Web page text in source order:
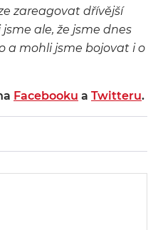
zareagovat dřívější
ale, že jsme dnes
a mohli jsme bojovat i o
Facebooku a Twitteru.